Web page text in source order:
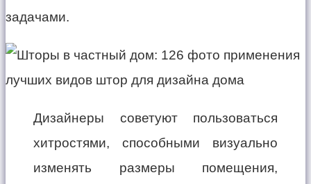
задачами.
Дизайнеры советуют пользоваться
хитростями, способными визуально
изменять размеры помещения,